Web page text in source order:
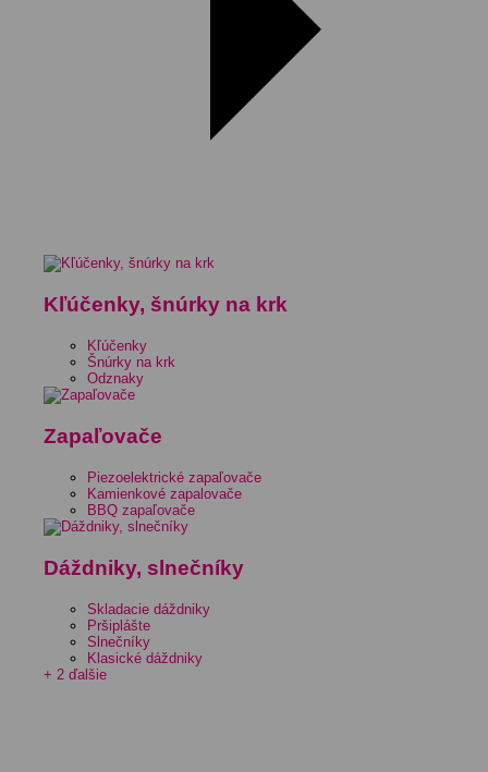
Kľúčenky, šnúrky na krk
Kľúčenky
Šnúrky na krk
Odznaky
Zapaľovače
Piezoelektrické zapaľovače
Kamienkové zapalovače
BBQ zapaľovače
Dáždniky, slnečníky
Skladacie dáždniky
Pršiplášte
Slnečníky
Klasické dáždniky
+ 2 ďalšie